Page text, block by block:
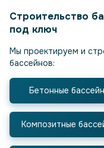
Строительство
под ключ
Мы проектируем и
бассейнов:
Бетонные
Композитные